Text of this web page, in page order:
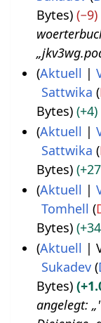
o
m
2
Bytes
−9
J
u
2
Aktuell
Sattwika
Bytes
+4
K
i
n
e
B
e
a
r
b
e
Aktuell
Sattwika
Bytes
K
e
i
n
B
e
F
Aktuell
Tomhell
Bytes
K
i
n
Aktuell
Sukadev
Bytes
angelegt: